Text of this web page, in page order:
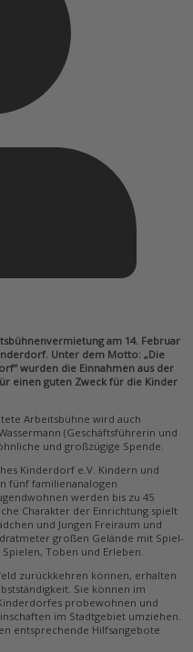
am 14. Februar
Unter dem Motto: „Die
wurden die Einnahmen aus der
einen guten Zweck für die Kinder
Arbeitsbühne wird auch
(Geschäftsführerin und
und großzügige Spende.
Kinderdorf e.V. Kindern und
fünf familienanalogen
werden bis zu 45
Charakter der Einrichtung spielt
und Jungen Freiraum und
großen Gelände mit Spiel-
Toben und Erleben.
zurückkehren können, erhalten
Sie können im
probewohnen und
im Stadtgebiet umziehen.
entsprechende Hilfsangebote